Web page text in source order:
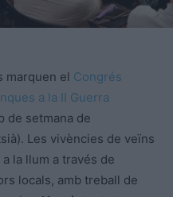
marquen el Congrés
a la II Guerra
de setmana de
Les vivències de veïns
la llum a través de
locals, amb treball de